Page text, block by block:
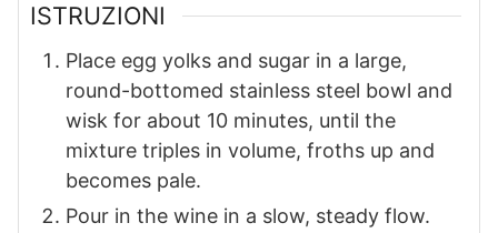
ISTRUZIONI
Place egg yolks and sugar in a large,
round-bottomed stainless steel bowl and
wisk for about 10 minutes, until the
mixture triples in volume, froths up and
becomes pale.
Pour in the wine in a slow, steady flow.